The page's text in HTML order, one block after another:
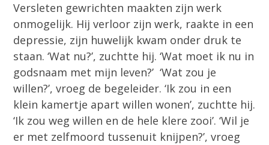
Versleten gewrichten maakten zijn werk
onmogelijk. Hij verloor zijn werk, raakte in een
depressie, zijn huwelijk kwam onder druk te
staan. ‘Wat nu?’, zuchtte hij. ‘Wat moet ik nu in
godsnaam met mijn leven?’ ‘Wat zou je
willen?’, vroeg de begeleider. ‘Ik zou in een
klein kamertje apart willen wonen’, zuchtte hij.
‘Ik zou weg willen en de hele klere zooi’. ‘Wil je
er met zelfmoord tussenuit knijpen?’, vroeg